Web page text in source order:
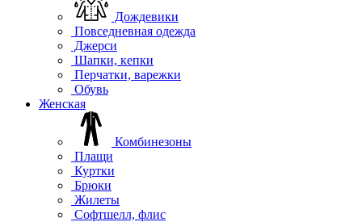
Дождевики
Повседневная одежда
Джерси
Шапки, кепки
Перчатки, варежки
Обувь
Женская
Комбинезоны
Плащи
Куртки
Брюки
Жилеты
Софтшелл, флис